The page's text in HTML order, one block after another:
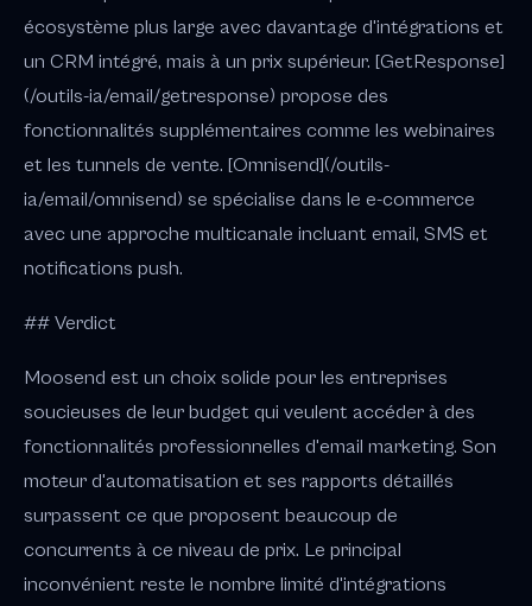
écosystème plus large avec davantage d'intégrations et
un CRM intégré, mais à un prix supérieur. [GetResponse]
(/outils-ia/email/getresponse) propose des
fonctionnalités supplémentaires comme les webinaires
et les tunnels de vente. [Omnisend](/outils-
ia/email/omnisend) se spécialise dans le e-commerce
avec une approche multicanale incluant email, SMS et
notifications push.
## Verdict
Moosend est un choix solide pour les entreprises
soucieuses de leur budget qui veulent accéder à des
fonctionnalités professionnelles d'email marketing. Son
moteur d'automatisation et ses rapports détaillés
surpassent ce que proposent beaucoup de
concurrents à ce niveau de prix. Le principal
inconvénient reste le nombre limité d'intégrations